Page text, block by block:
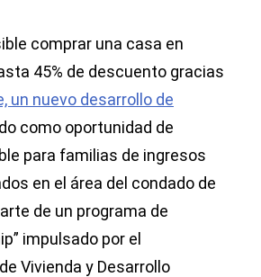
comprar una casa en
45% de descuento gracias
un nuevo desarrollo de
como oportunidad de
para familias de ingresos
en el área del condado de
de un programa de
impulsado por el
Vivienda y Desarrollo